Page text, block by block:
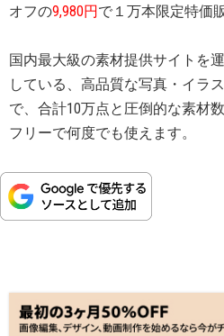
オフの9,980円で１万本限定特価
国内最大級の素材提供サイトを
している、高品質な写真・イラ
で、合計10万点と圧倒的な素材
フリーで何度でも使えます。